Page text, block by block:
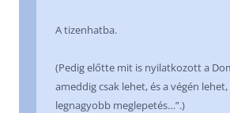
A tizenhatba.
(Pedig előtte mit is nyilatkozott a
ameddig csak lehet, és a végén
legnagyobb meglepetés…”.)